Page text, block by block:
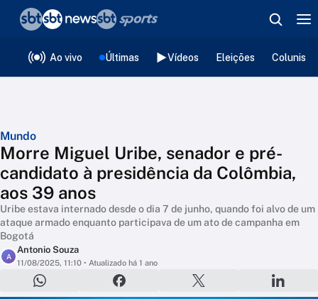
Ao vivo Últimas Vídeos Eleições
Mundo
Morre Miguel Uribe, senador e pré-
candidato à presidência da Colômbia,
aos 39 anos
Uribe estava internado desde o dia 7 de junho, quando foi alvo de um
ataque armado enquanto participava de um ato de campanha em
Bogotá
A
Antonio Souza
11/08/2025, 11:10 • Atualizado há 1 ano
❮voltar
Editorias